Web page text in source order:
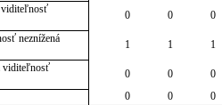
viditeľnosť
0 0
0
neznížená
1 1
1
viditeľnosť
0 0
0
0 0 0